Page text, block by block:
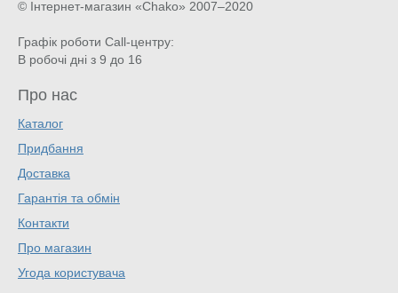
© Інтернет-магазин «Chako» 2007–2020
Графік роботи Call-центру:
В робочі дні з 9 до 16
Про нас
Каталог
Придбання
Доставка
Гарантія та обмін
Контакти
Про магазин
Угода користувача